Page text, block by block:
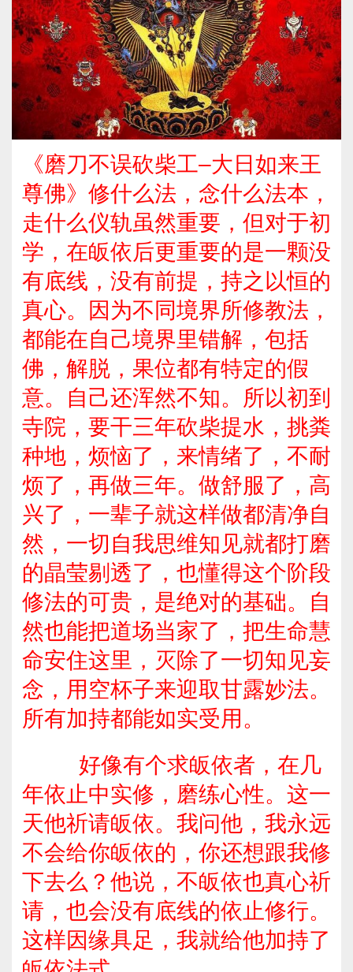
《磨刀不误砍柴工–大日如来王
尊佛》修什么法，念什么法本，
走什么仪轨虽然重要，但对于初
学，在皈依后更重要的是一颗没
有底线，没有前提，持之以恒的
真心。因为不同境界所修教法，
都能在自己境界里错解，包括
佛，解脱，果位都有特定的假
意。自己还浑然不知。所以初到
寺院，要干三年砍柴提水，挑粪
种地，烦恼了，来情绪了，不耐
烦了，再做三年。做舒服了，高
兴了，一辈子就这样做都清净自
然，一切自我思维知见就都打磨
的晶莹剔透了，也懂得这个阶段
修法的可贵，是绝对的基础。自
然也能把道场当家了，把生命慧
命安住这里，灭除了一切知见妄
念，用空杯子来迎取甘露妙法。
所有加持都能如实受用。
好像有个求皈依者，在几
年依止中实修，磨练心性。这一
天他祈请皈依。我问他，我永远
不会给你皈依的，你还想跟我修
下去么？他说，不皈依也真心祈
请，也会没有底线的依止修行。
这样因缘具足，我就给他加持了